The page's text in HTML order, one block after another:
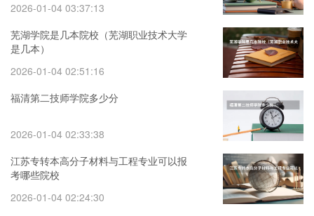
2026-01-04 03:37:13
芜湖学院是几本院校（芜湖职业技术大学
是几本）
2026-01-04 02:51:16
福清第二技师学院多少分
2026-01-04 02:33:38
江苏专转本高分子材料与工程专业可以报
考哪些院校
2026-01-04 02:24:30